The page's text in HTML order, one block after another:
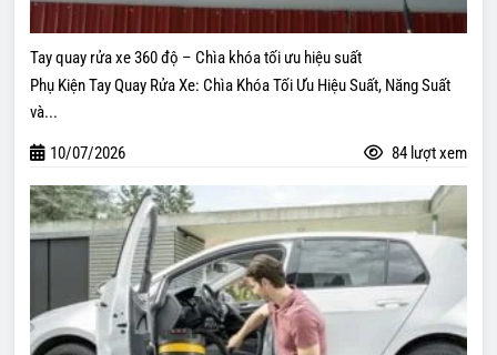
Tay quay rửa xe 360 độ – Chìa khóa tối ưu hiệu suất
Phụ Kiện Tay Quay Rửa Xe: Chìa Khóa Tối Ưu Hiệu Suất, Năng Suất
và...
10/07/2026 84 lượt xem